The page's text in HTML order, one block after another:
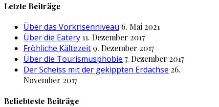
Letzte Beiträge
Über das Vorkrisenniveau 6. Mai 2021
Über die Eatery 11. Dezember 2017
Fröhliche Kältezeit 9. Dezember 2017
Über die Tourismusphobie 7. Dezember 2017
Der Scheiss mit der gekippten Erdachse 26.
November 2017
Beliebteste Beiträge